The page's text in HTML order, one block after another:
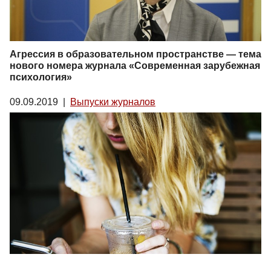
Агрессия в образовательном пространстве — тема
нового номера журнала «Современная зарубежная
психология»
09.09.2019 Выпуски журналов